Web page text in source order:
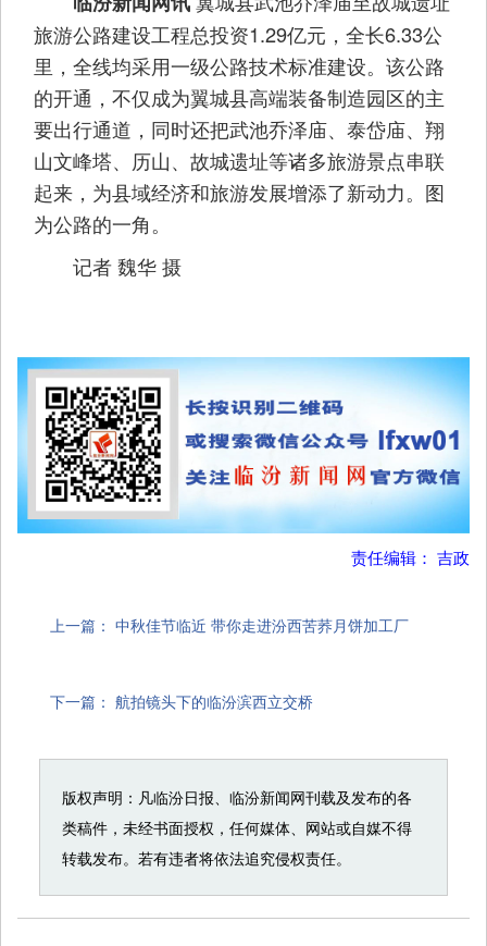
旅游公路建设工程总投资1.29亿元，全长6.33公
里，全线均采用一级公路技术标准建设。该公路
的开通，不仅成为翼城县高端装备制造园区的主
要出行通道，同时还把武池乔泽庙、泰岱庙、翔
山文峰塔、历山、故城遗址等诸多旅游景点串联
起来，为县域经济和旅游发展增添了新动力。图
为公路的一角。
记者 魏华 摄
责任编辑： 吉政
上一篇： 中秋佳节临近 带你走进汾西苦荞月饼加工厂
下一篇： 航拍镜头下的临汾滨西立交桥
版权声明：凡临汾日报、临汾新闻网刊载及发布的各
类稿件，未经书面授权，任何媒体、网站或自媒不得
转载发布。若有违者将依法追究侵权责任。